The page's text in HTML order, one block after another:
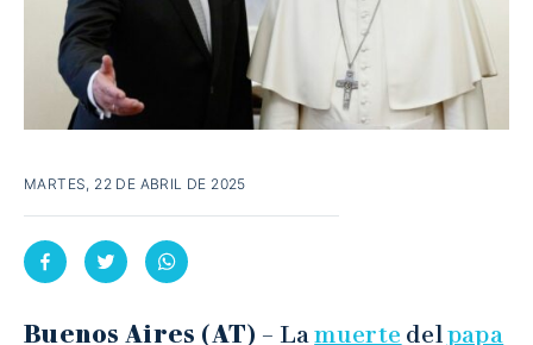
MARTES, 22 DE ABRIL DE 2025
Buenos Aires (AT) – Lamuerte delpapa